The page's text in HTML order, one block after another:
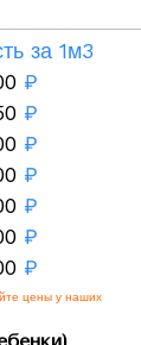
за 1м3
₽
₽
₽
₽
₽
₽
₽
цены у наших